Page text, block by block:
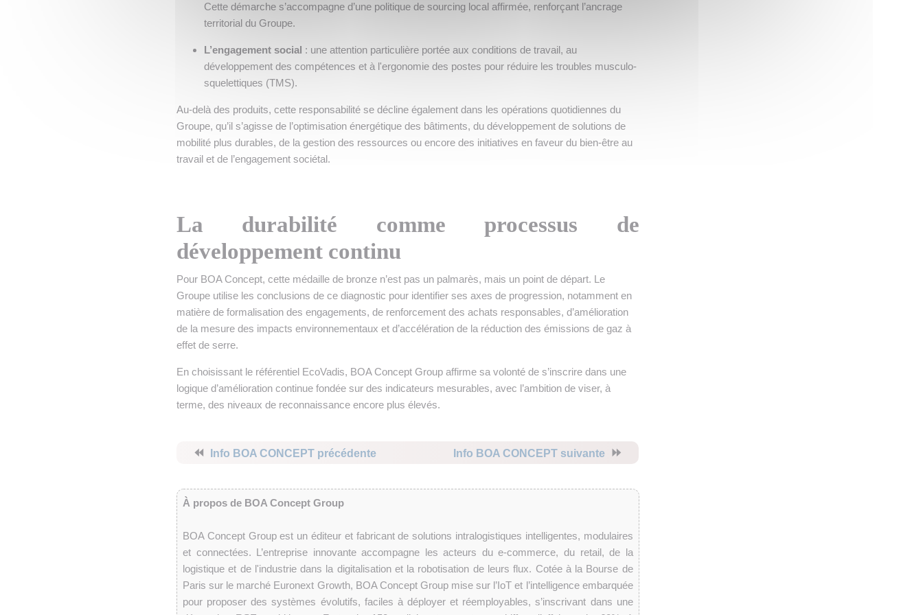
Cette démarche s’accompagne d’une politique de sourcing local affirmée, renforçant l’ancrage
territorial du Groupe.
L’engagement social : une attention particulière portée aux conditions de travail, au
développement des compétences et à l'ergonomie des postes pour réduire les troubles musculo-
squelettiques (TMS).
Au-delà des produits, cette responsabilité se décline également dans les opérations quotidiennes du
Groupe, qu’il s’agisse de l’optimisation énergétique des bâtiments, du développement de solutions de
mobilité plus durables, de la gestion des ressources ou encore des initiatives en faveur du bien-être au
travail et de l’engagement sociétal.
La durabilité comme processus de
développement continu
Pour BOA Concept, cette médaille de bronze n’est pas un palmarès, mais un point de départ. Le
Groupe utilise les conclusions de ce diagnostic pour identifier ses axes de progression, notamment en
matière de formalisation des engagements, de renforcement des achats responsables, d’amélioration
de la mesure des impacts environnementaux et d’accélération de la réduction des émissions de gaz à
effet de serre.
En choisissant le référentiel EcoVadis, BOA Concept Group affirme sa volonté de s’inscrire dans une
logique d’amélioration continue fondée sur des indicateurs mesurables, avec l’ambition de viser, à
terme, des niveaux de reconnaissance encore plus élevés.
⏪ Info BOA CONCEPT précédente Info BOA CONCEPT suivante ⏩
À propos de BOA Concept Group
BOA Concept Group est un éditeur et fabricant de solutions intralogistiques intelligentes, modulaires
et connectées. L’entreprise innovante accompagne les acteurs du e-commerce, du retail, de la
logistique et de l'industrie dans la digitalisation et la robotisation de leurs flux. Cotée à la Bourse de
Paris sur le marché Euronext Growth, BOA Concept Group mise sur l’IoT et l’intelligence embarquée
pour proposer des systèmes évolutifs, faciles à déployer et réemployables, s’inscrivant dans une